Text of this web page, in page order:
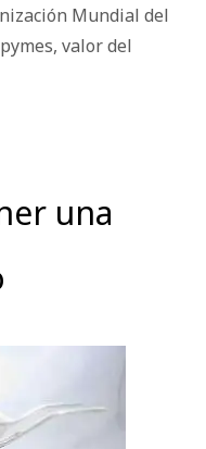
Mundial del
pymes, valor del
una